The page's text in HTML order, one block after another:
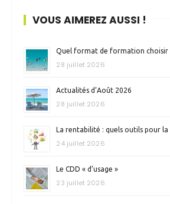
VOUS AIMEREZ AUSSI !
Quel format de formation choisir
28 juillet 2026
Actualités d’Août 2026
28 juillet 2026
La rentabilité : quels outils pour la
24 juillet 2026
Le CDD « d’usage »
23 juillet 2026